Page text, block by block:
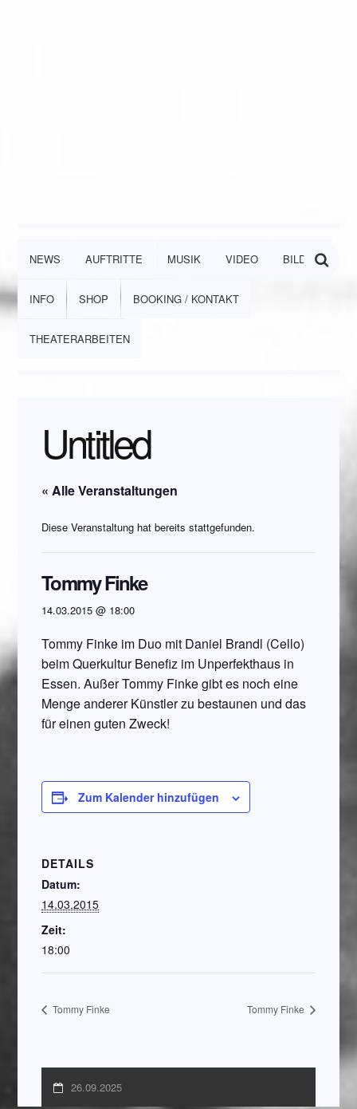
NEWS AUFTRITTE MUSIK VIDEO BILDER
INFO SHOP BOOKING / KONTAKT
THEATERARBEITEN
Untitled
« Alle Veranstaltungen
Diese Veranstaltung hat bereits stattgefunden.
Tommy Finke
14.03.2015 @ 18:00
Tommy Finke im Duo mit Daniel Brandl (Cello)
beim Querkultur Benefiz im Unperfekthaus in
Essen. Außer Tommy Finke gibt es noch eine
Menge anderer Künstler zu bestaunen und das
für einen guten Zweck!
Zum Kalender hinzufügen
DETAILS
Datum:
14.03.2015
Zeit:
18:00
Tommy Finke Tommy Finke
26.09.2025